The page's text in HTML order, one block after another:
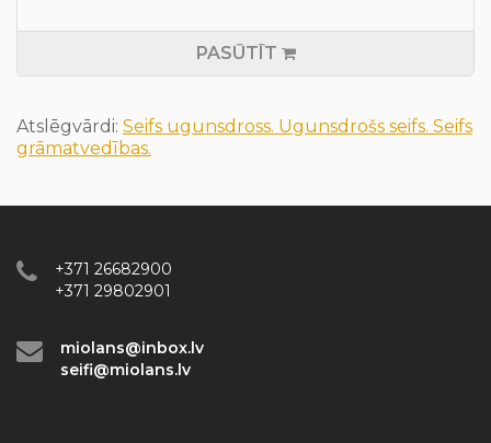
PASŪTĪT
Atslēgvārdi: Seifs ugunsdross. Ugunsdrošs seifs. Seifs
grāmatvedības.
+371 26682900
+371 29802901
miolans@inbox.lv
seifi@miolans.lv